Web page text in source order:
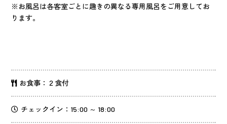
※お風呂は各客室ごとに趣きの異なる専用風呂をご用意してお
ります。
お食事：２食付
チェックイン：15:00 ～ 18:00